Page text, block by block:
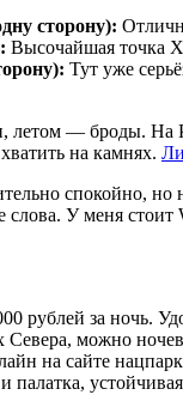
сторону):
Высочайшая точка
Тут уже
— броды. На
на камнях.
спокойно, но
У меня стоит
рублей за ночь.
Севера, можно
на сайте